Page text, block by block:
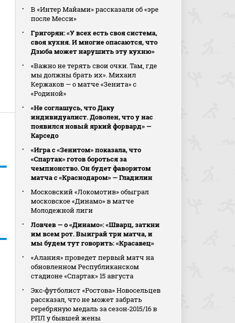
В «Интер Майами» рассказали об «эре
после Месси»
Григорян: «У всех есть своя система,
своя кухня. И многие опасаются, что
Дзюба может нарушить эту кухню»
«Важно не терять свои очки. Там, где
мы должны брать их». Михаил
Кержаков — о матче «Зенита» с
«Родиной»
«Не соглашусь, что Даку
индивидуалист. Доволен, что у нас
появился новый яркий форвард» —
Карседо
«Игра с «Зенитом» показала, что
«Спартак» готов бороться за
чемпионство. Он будет фаворитом
матча с «Краснодаром» — Гладилин
Московский «Локомотив» обыграл
московское «Динамо» в матче
Молодежной лиги
Ловчев — о «Динамо»: «Шварц, заткни
им всем рот. Выиграй три матча, и
мы будем тут говорить: «Красавец»
«Алания» проведет первый матч на
обновленном Республиканском
стадионе «Спартак» 15 августа
Экс‑футболист «Ростова» Новосельцев
рассказал, что не может забрать
серебряную медаль за сезон‑2015/16 в
РПЛ у бывшей жены